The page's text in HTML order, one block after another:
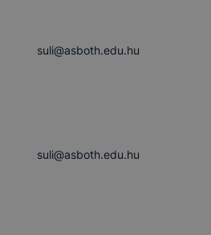
suli​@asboth.edu.hu
suli​@asboth.edu.hu